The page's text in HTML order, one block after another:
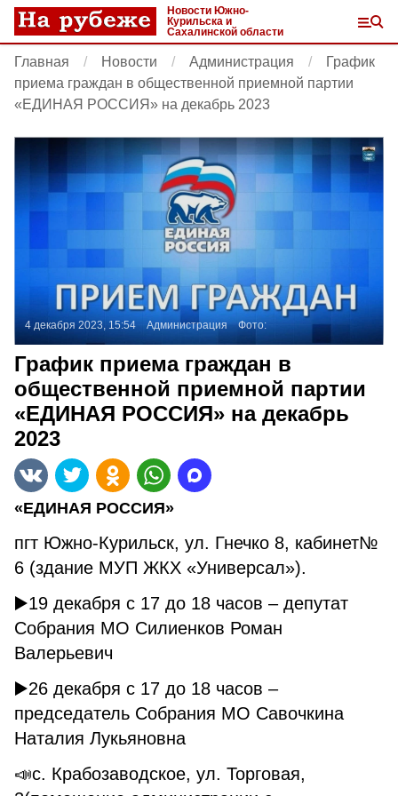
Новости Южно-
Курильска и
Сахалинской области
Главная Новости Администрация
График
приема граждан в общественной приемной партии
«ЕДИНАЯ РОССИЯ» на декабрь 2023
4 декабря 2023, 15:54 Администрация Фото:
График приема граждан в
общественной приемной партии
«ЕДИНАЯ РОССИЯ» на декабрь
2023
«ЕДИНАЯ РОССИЯ»
пгт Южно-Курильск, ул. Гнечко 8, кабинет№
6 (здание МУП ЖКХ «Универсал»).
▶️19 декабря с 17 до 18 часов – депутат
Собрания МО Силиенков Роман
Валерьевич
▶️26 декабря с 17 до 18 часов –
председатель Собрания МО Савочкина
Наталия Лукьяновна
📣с. Крабозаводское, ул. Торговая,